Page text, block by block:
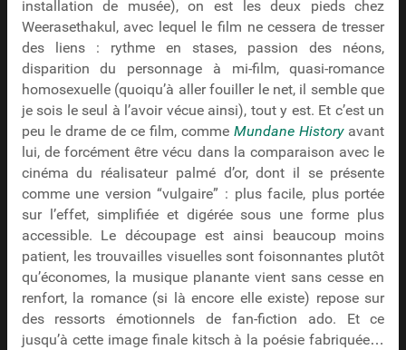
installation de musée), on est les deux pieds chez
Weerasethakul, avec lequel le film ne cessera de tresser
des liens : rythme en stases, passion des néons,
disparition du personnage à mi-film, quasi-romance
homosexuelle (quoiqu’à aller fouiller le net, il semble que
je sois le seul à l’avoir vécue ainsi), tout y est. Et c’est un
peu le drame de ce film, commeMundane Historyavant
lui, de forcément être vécu dans la comparaison avec le
cinéma du réalisateur palmé d’or, dont il se présente
comme une version “vulgaire” : plus facile, plus portée
sur l’effet, simplifiée et digérée sous une forme plus
accessible. Le découpage est ainsi beaucoup moins
patient, les trouvailles visuelles sont foisonnantes plutôt
qu’économes, la musique planante vient sans cesse en
renfort, la romance (si là encore elle existe) repose sur
des ressorts émotionnels de fan-fiction ado. Et ce
jusqu’à cette image finale kitsch à la poésie fabriquée…